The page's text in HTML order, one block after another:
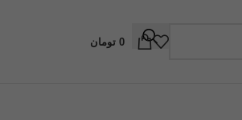
0 تومان